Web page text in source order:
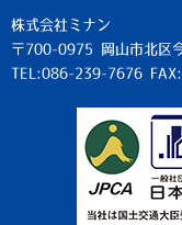
株式会社ミナン
〒700-0975 岡山市北区
TEL:086-239-7676